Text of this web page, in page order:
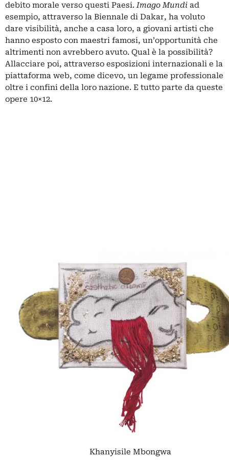
debito morale verso questi Paesi.Imago Mundi ad
esempio, attraverso la Biennale di Dakar, ha voluto
dare visibilità, anche a casa loro, a giovani artisti che
hanno esposto con maestri famosi, un’opportunità che
altrimenti non avrebbero avuto. Qual è la possibilità?
Allacciare poi, attraverso esposizioni internazionali e la
piattaforma web, come dicevo, un legame professionale
oltre i confini della loro nazione. E tutto parte da queste
opere 10×12.
Khanyisile Mbongwa